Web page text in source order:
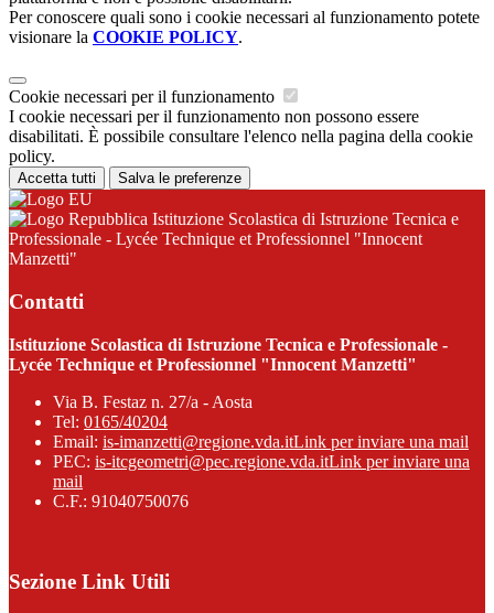
Per conoscere quali sono i cookie necessari al funzionamento potete
visionare la COOKIE POLICY.
Cookie necessari per il funzionamento
I cookie necessari per il funzionamento non possono essere
disabilitati. È possibile consultare l'elenco nella pagina della cookie
policy.
Accetta tutti Salva le preferenze
Istituzione Scolastica di Istruzione Tecnica e
Professionale - Lycée Technique et Professionnel "Innocent
Manzetti"
Contatti
Istituzione Scolastica di Istruzione Tecnica e Professionale -
Lycée Technique et Professionnel "Innocent Manzetti"
Via B. Festaz n. 27/a - Aosta
Tel: 0165/40204
Email: is-imanzetti@regione.vda.itLink per inviare una mail
PEC: is-itcgeometri@pec.regione.vda.itLink per inviare una
mail
C.F.: 91040750076
Sezione Link Utili